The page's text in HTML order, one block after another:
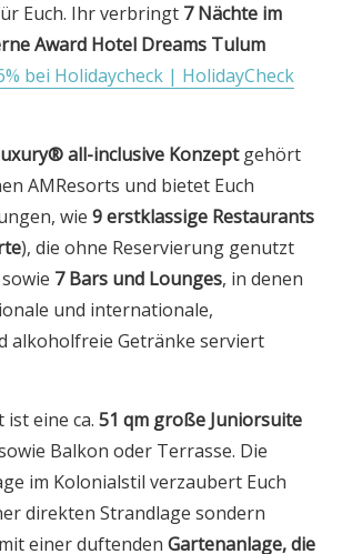
Euch. Ihr verbringt 7 Nächte im
Award Hotel Dreams Tulum
bei Holidaycheck | HolidayCheck
all-inclusive Konzeptgehört
AMResorts und bietet Euch
wie 9 erstklassige Restaurants
), die ohne Reservierung genutzt
7 Bars und Lounges, in denen
und internationale,
alkoholfreie Getränke serviert
eine ca. 51 qm große Juniorsuite
Balkon oder Terrasse. Die
im Kolonialstil verzaubert Euch
direkten Strandlage sondern
einer duftenden Gartenanlage, die